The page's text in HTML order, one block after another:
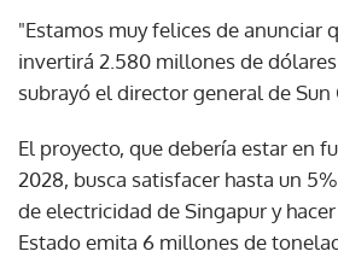
"Estamos muy felices de anunciar
invertirá 2.580 millones de
subrayó el director general de Sun
El proyecto, que debería estar en
2028, busca satisfacer hasta un
de electricidad de Singapur y
Estado emita 6 millones de